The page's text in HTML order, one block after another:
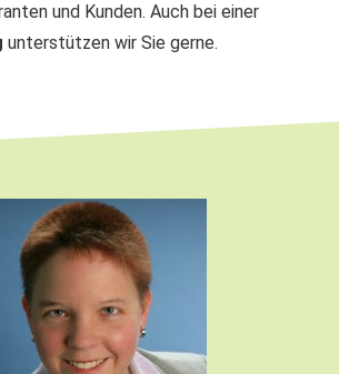
und Kunden. Auch bei einer
unterstützen wir Sie gerne.